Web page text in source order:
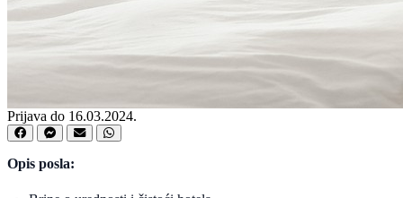
Prijava do 16.03.2024.
Opis posla: